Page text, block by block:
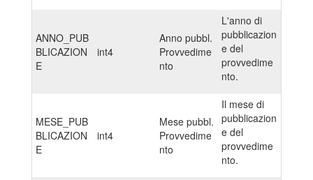
ANNO_PUB
BLICAZION
E
int4
Anno pubbl.
Provvedime
nto
L'anno di
pubblicazion
e del
provvedime
nto.
MESE_PUB
BLICAZION
E
int4
Mese pubbl.
Provvedime
nto
Il mese di
pubblicazion
e del
provvedime
nto.